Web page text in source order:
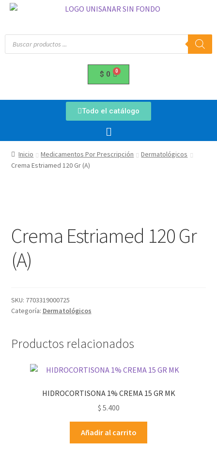
$ 0
Todo el catálogo
Inicio Medicamentos Por Prescripción
Dermatológicos
Crema Estriamed 120 Gr (A)
Crema Estriamed 120 Gr
(A)
SKU: 7703319000725
Categoría: Dermatológicos
Productos relacionados
HIDROCORTISONA 1% CREMA 15 GR MK
$ 5.400
Añadir al carrito